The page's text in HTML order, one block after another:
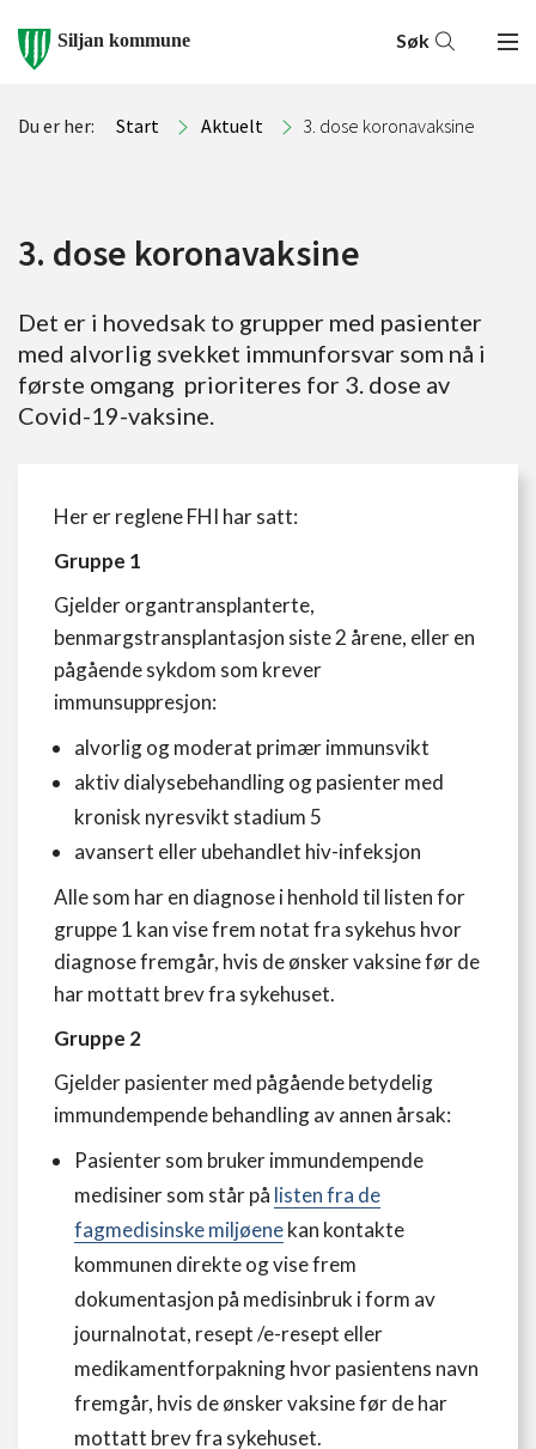
Siljan kommune Søk
Du er her: Start Aktuelt 3. dose koronavaksine
3. dose koronavaksine
Det er i hovedsak to grupper med pasienter
med alvorlig svekket immunforsvar som nå i
første omgang prioriteres for 3. dose av
Covid-19-vaksine.
Her er reglene FHI har satt:
Gruppe 1
Gjelder organtransplanterte,
benmargstransplantasjon siste 2 årene, eller en
pågående sykdom som krever
immunsuppresjon:
alvorlig og moderat primær immunsvikt
aktiv dialysebehandling og pasienter med
kronisk nyresvikt stadium 5
avansert eller ubehandlet hiv-infeksjon
Alle som har en diagnose i henhold til listen for
gruppe 1 kan vise frem notat fra sykehus hvor
diagnose fremgår, hvis de ønsker vaksine før de
har mottatt brev fra sykehuset.
Gruppe 2
Gjelder pasienter med pågående betydelig
immundempende behandling av annen årsak:
Pasienter som bruker immundempende
medisiner som står på listen fra de
fagmedisinske miljøenekan kontakte
kommunen direkte og vise frem
dokumentasjon på medisinbruk i form av
journalnotat, resept /e-resept eller
medikamentforpakning hvor pasientens navn
fremgår, hvis de ønsker vaksine før de har
mottatt brev fra sykehuset.